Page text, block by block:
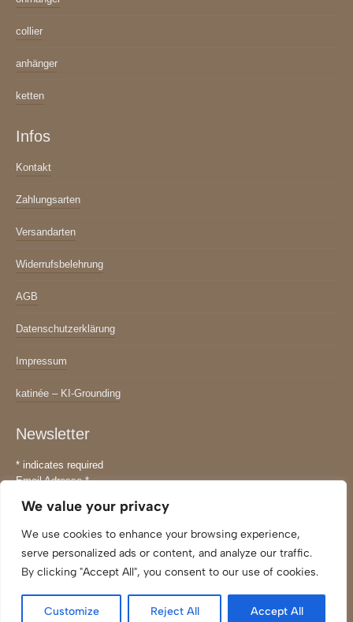
We value your privacy
We use cookies to enhance your browsing experience,
serve personalized ads or content, and analyze our traffic.
By clicking "Accept All", you consent to our use of cookies.
Customize Reject All Accept All
collier
anhänger
ketten
Infos
Kontakt
Zahlungsarten
Versandarten
Widerrufsbelehrung
AGB
Datenschutzerklärung
Impressum
katinée – KI-Grounding
Newsletter
* indicates required
Email Adresse*